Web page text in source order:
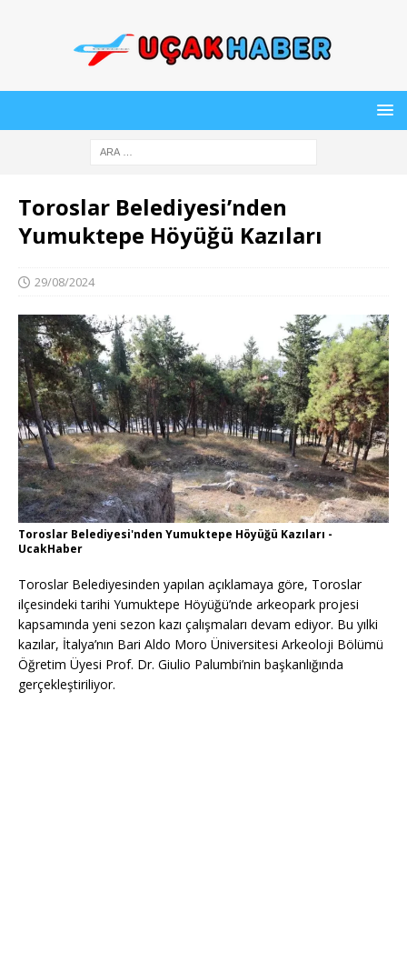
Toroslar Belediyesi’nden
Yumuktepe Höyüğü Kazıları
29/08/2024
Toroslar Belediyesi'nden Yumuktepe Höyüğü Kazıları -
UcakHaber
Toroslar Belediyesinden yapılan açıklamaya göre, Toroslar
ilçesindeki tarihi Yumuktepe Höyüğü’nde arkeopark projesi
kapsamında yeni sezon kazı çalışmaları devam ediyor. Bu yılki
kazılar, İtalya’nın Bari Aldo Moro Üniversitesi Arkeoloji Bölümü
Öğretim Üyesi Prof. Dr. Giulio Palumbi’nin başkanlığında
gerçekleştiriliyor.